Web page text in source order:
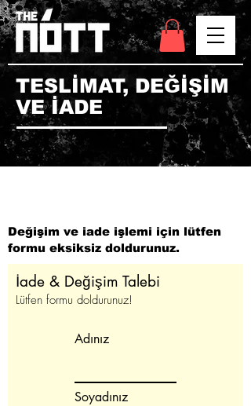
TESLİMAT, DEĞİŞİM
VE İADE
Değişim ve iade işlemi için lütfen
formu eksiksiz doldurunuz.
İade & Değişim Talebi
Lütfen formu doldurunuz!
Adınız
Soyadınız